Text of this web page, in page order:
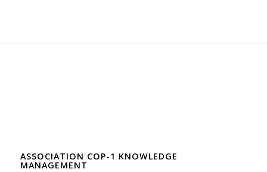
ASSOCIATION COP-1 KNOWLEDGE
MANAGEMENT